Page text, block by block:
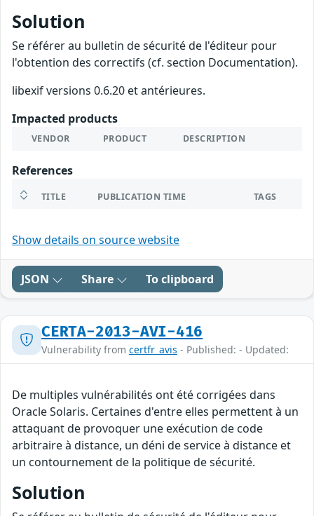
Solution
Se référer au bulletin de sécurité de l'éditeur pour
l'obtention des correctifs (cf. section Documentation).
libexif versions 0.6.20 et antérieures.
Impacted products
VENDOR PRODUCT DESCRIPTION
References
TITLE PUBLICATION TIME TAGS
Show details on source website
JSON Share To clipboard
CERTA-2013-AVI-416
Vulnerability from certfr_avis - Published: - Updated:
De multiples vulnérabilités ont été corrigées dans
Oracle Solaris. Certaines d'entre elles permettent à un
attaquant de provoquer une exécution de code
arbitraire à distance, un déni de service à distance et
un contournement de la politique de sécurité.
Solution